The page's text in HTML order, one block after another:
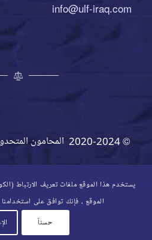
info@ulf-iraq.com
© 2020-2024 المحامون المتحدون. جميع الحقوق محفوظة
يستخدم هذا الموقع ملفات تعريف الارتباط
الموقع ، فإنك توافق على استخدامنا
حسنآ